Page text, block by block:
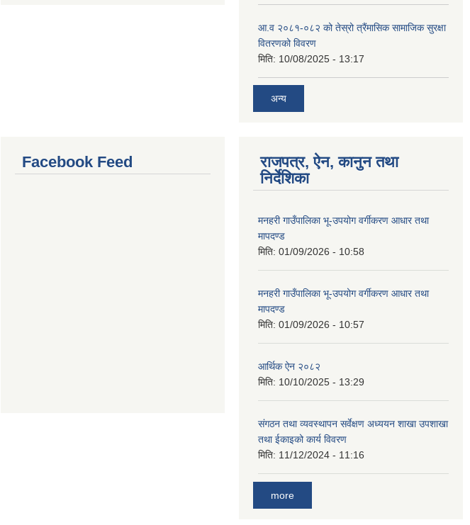
आ.व २०८१-०८२ को तेस्रो त्रैंमासिक सामाजिक सुरक्षा
वितरणको विवरण
मिति: 10/08/2025 - 13:17
अन्य
Facebook Feed
राजपत्र, ऐन, कानुन तथा
निर्देशिका
मनहरी गाउँपालिका भू-उपयोग वर्गीकरण आधार तथा
मापदण्ड
मिति: 01/09/2026 - 10:58
मनहरी गाउँपालिका भू-उपयोग वर्गीकरण आधार तथा
मापदण्ड
मिति: 01/09/2026 - 10:57
आर्थिक ऐन २०८२
मिति: 10/10/2025 - 13:29
संगठन तथा व्यवस्थापन सर्वेक्षण अध्ययन शाखा उपशाखा
तथा ईकाइको कार्य विवरण
मिति: 11/12/2024 - 11:16
more